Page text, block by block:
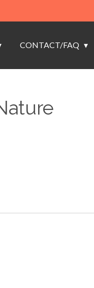
CONTACT/FAQ